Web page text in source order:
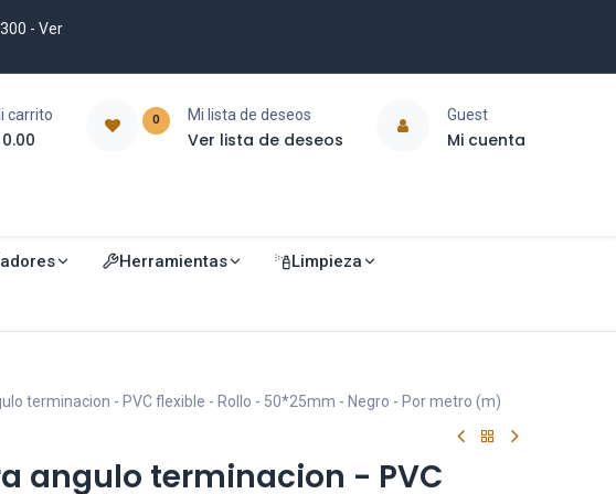
- Ver
carrito
0.00
0 Mi lista de deseos
Ver lista de deseos
Guest
Mi cuenta
Herramientas Limpieza
terminacion - PVC flexible - Rollo - 50*25mm - Negro - Por metro (m)
angulo terminacion - PVC